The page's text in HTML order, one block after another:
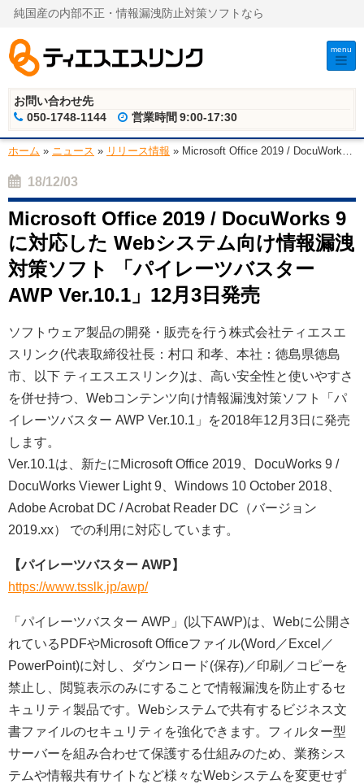
純国産の内部不正・情報漏洩防止対策ソフトなら
お問い合わせ先
050-1748-1144
営業時間 9:00-17:30
menu
ホーム » ニュース » リリース情報 » Microsoft Office 2019 / DocuWork
18/12/03
Microsoft Office 2019 / DocuWorks 9
に対応した Webシステム向け情報漏洩
対策ソフト 「パイレーツバスター
AWP Ver.10.1」12月3日発売
ソフトウェア製品の開発・販売を行う株式会社ティエスエ
スリンク(代表取締役社長：村口 和孝、本社：徳島県徳島
市、以下 ティエスエスリンク)は、高い安全性と使いやすさ
を併せ持つ、Webコンテンツ向け情報漏洩対策ソフト「パ
イレーツバスター AWP Ver.10.1」を2018年12月3日に発売
します。
Ver.10.1は、新たにMicrosoft Office 2019、DocuWorks 9 /
DocuWorks Viewer Light 9、Windows 10 October 2018、
Adobe Acrobat DC / Acrobat Reader DC（バージョン
2019.xx） での利用に対応しています。
【パイレーツバスター AWP】
https://www.tsslk.jp/awp/
「パイレーツバスター AWP」(以下AWP)は、Webに公開さ
れているPDFやMicrosoft Officeファイル(Word／Excel／
PowerPoint)に対し、ダウンロード(保存)／印刷／コピーを
禁止し、閲覧表示のみにすることで情報漏洩を防止するセ
キュリティ製品です。Webシステムで共有するビジネス文
書ファイルのセキュリティを強化できます。フィルター型
サーバーを組み合わせて保護する仕組みのため、業務シス
テムや情報共有サイトなど様々なWebシステムを変更せず